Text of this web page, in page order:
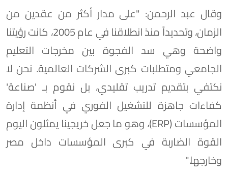
وقال عبد الرحمن: "على مدار أكثر من عقدين من
الزمان، وتحديداً منذ انطلاقنا في عام 2005، كانت رؤيتنا
واضحة وهي سد الفجوة بين مخرجات التعليم
الجامعي ومتطلبات كبرى الشركات العالمية. نحن لا
نكتفي بتقديم تدريب تقليدي، بل نقوم بـ 'صناعة'
كفاءات جاهزة للتشغيل الفوري في أنظمة إدارة
المؤسسات (ERP)، وهو ما جعل خريجينا يمثلون اليوم
القوة الضاربة في كبرى المؤسسات داخل مصر
وخارجها."